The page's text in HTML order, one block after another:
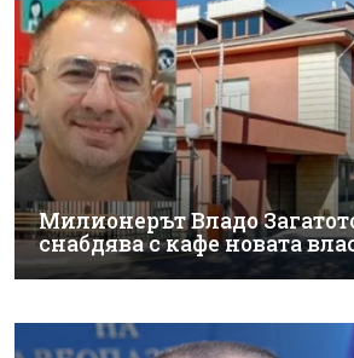
Милионерът Владо
снабдява с кафе новата